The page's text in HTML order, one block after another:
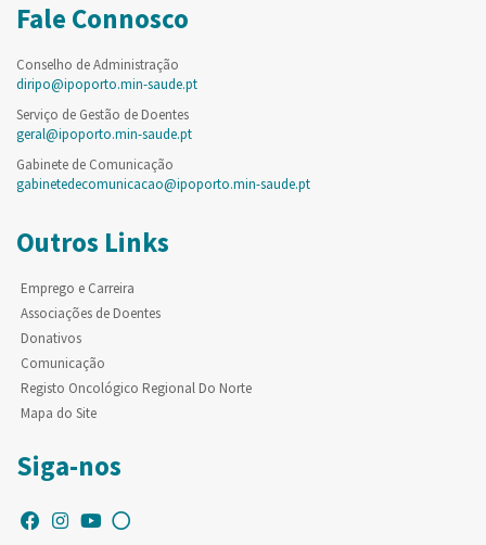
Fale Connosco
Conselho de Administração
diripo@ipoporto.min-saude.pt
Serviço de Gestão de Doentes
geral@ipoporto.min-saude.pt
Gabinete de Comunicação
gabinetedecomunicacao@ipoporto.min-saude.pt
Outros Links
Emprego e Carreira
Associações de Doentes
Donativos
Comunicação
Registo Oncológico Regional Do Norte
Mapa do Site
Siga-nos